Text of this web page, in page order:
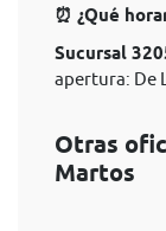
⏰ ¿Qué
Sucursal
apertura: De
Otras
Martos